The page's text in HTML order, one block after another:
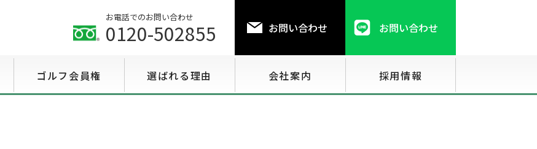
お電話でのお問い合わせ
0120-502855 お問い合わせ お問い合わせ
ゴルフ会員権 選ばれる理由 会社案内 採用情報